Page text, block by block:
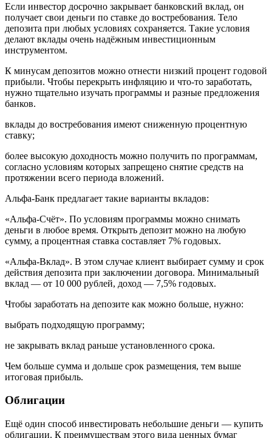
Если инвестор досрочно закрывает банковский вклад, он
получает свои деньги по ставке до востребования. Тело
депозита при любых условиях сохраняется. Такие условия
делают вклады очень надёжным инвестиционным
инструментом.
К минусам депозитов можно отнести низкий процент годовой
прибыли. Чтобы перекрыть инфляцию и что-то заработать,
нужно тщательно изучать программы и разные предложения
банков.
вклады до востребования имеют сниженную процентную
ставку;
более высокую доходность можно получить по программам,
согласно условиям которых запрещено снятие средств на
протяжении всего периода вложений.
Альфа⁠-⁠Банк предлагает такие варианты вкладов:
«Альфа-Счёт». По условиям программы можно снимать
деньги в любое время. Открыть депозит можно на любую
сумму, а процентная ставка составляет 7% годовых.
«Альфа-Вклад». В этом случае клиент выбирает сумму и срок
действия депозита при заключении договора. Минимальный
вклад — от 10 000 рублей, доход — 7,5% годовых.
Чтобы заработать на депозите как можно больше, нужно:
выбрать подходящую программу;
не закрывать вклад раньше установленного срока.
Чем больше сумма и дольше срок размещения, тем выше
итоговая прибыль.
Облигации
Ещё один способ инвестировать небольшие деньги — купить
облигации. К преимуществам этого вида ценных бумаг